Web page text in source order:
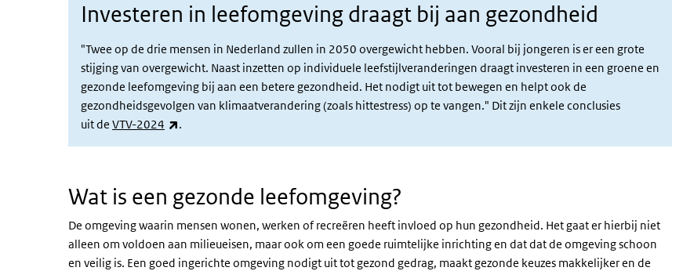
Investeren in leefomgeving draagt bij aan gezondheid
"Twee op de drie mensen in Nederland zullen in 2050 overgewicht hebben. Vooral bij jongeren is er een grote
stijging van overgewicht. Naast inzetten op individuele leefstijlveranderingen draagt investeren in een groene en
gezonde leefomgeving bij aan een betere gezondheid. Het nodigt uit tot bewegen en helpt ook de
gezondheidsgevolgen van klimaatverandering (zoals hittestress) op te vangen." Dit zijn enkele conclusies
uit de VTV-2024 (externe link)
.
Wat is een gezonde leefomgeving?
De omgeving waarin mensen wonen, werken of recreëren heeft invloed op hun gezondheid. Het gaat er hierbij niet
alleen om voldoen aan milieueisen, maar ook om een goede ruimtelijke inrichting en dat dat de omgeving schoon
en veilig is. Een goed ingerichte omgeving nodigt uit tot gezond gedrag, maakt gezonde keuzes makkelijker en de